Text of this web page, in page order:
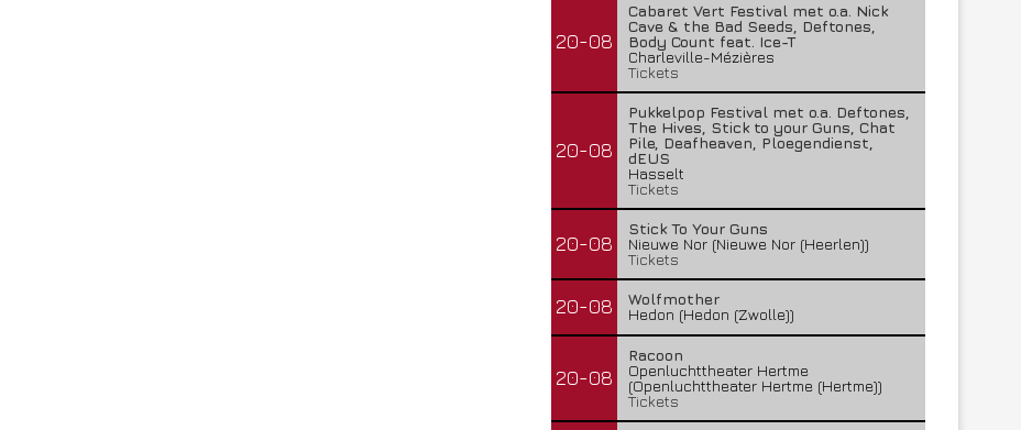
20-08
Cabaret Vert Festival met o.a. Nick
Cave & the Bad Seeds, Deftones,
Body Count feat. Ice-T
Charleville-Mézières
Tickets
20-08
Pukkelpop Festival met o.a. Deftones,
The Hives, Stick to your Guns, Chat
Pile, Deafheaven, Ploegendienst,
dEUS
Hasselt
Tickets
20-08
Stick To Your Guns
Nieuwe Nor (Nieuwe Nor (Heerlen))
Tickets
20-08
Wolfmother
Hedon (Hedon (Zwolle))
20-08
Racoon
Openluchttheater Hertme
(Openluchttheater Hertme (Hertme))
Tickets